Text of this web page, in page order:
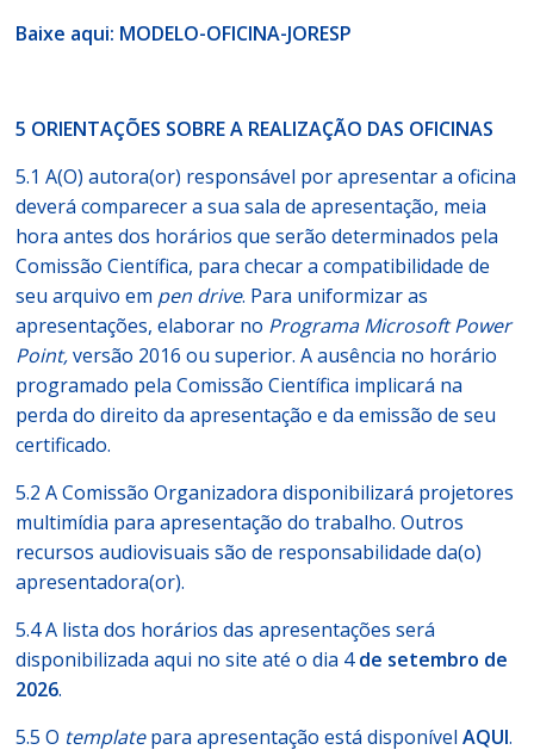
Baixe aqui: MODELO-OFICINA-JORESP
5 ORIENTAÇÕES SOBRE A REALIZAÇÃO DAS OFICINAS
5.1 A(O) autora(or) responsável por apresentar a oficina
deverá comparecer a sua sala de apresentação, meia
hora antes dos horários que serão determinados pela
Comissão Científica, para checar a compatibilidade de
seu arquivo em pen drive. Para uniformizar as
apresentações, elaborar no Programa Microsoft Power
Point,versão 2016 ou superior. A ausência no horário
programado pela Comissão Científica implicará na
perda do direito da apresentação e da emissão de seu
certificado.
5.2 A Comissão Organizadora disponibilizará projetores
multimídia para apresentação do trabalho. Outros
recursos audiovisuais são de responsabilidade da(o)
apresentadora(or).
5.4 A lista dos horários das apresentações será
disponibilizada aqui no site até o dia 4de setembro de
2026.
5.5 O templatepara apresentação está disponívelAQUI.